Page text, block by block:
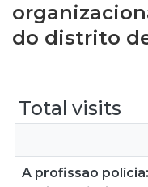
do distrito
Total visits
A profissão